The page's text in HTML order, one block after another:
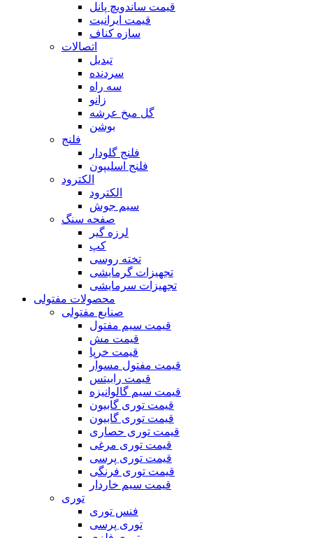
قیمت ساندویچ پانل
قیمت ایرانیت
سازه کناف
اتصالات
تبدیل
سردنده
سه راه
زانو
گل میخ عرشه
بوشن
فلنج
فلنج گلودار
فلنج اسلیپون
الکترود
الکترود
سیم جوش
صفحه سنگ
لرزه گیر
کپ
تخته روسی
تجهیزات گرمایشی
تجهیزات سرمایشی
محصولات مفتولی
صنایع مفتولی
قیمت سیم مفتول
قیمت مش
قیمت خرپا
قیمت مفتول مسوار
قیمت رابیتس
قیمت سیم گالوانیزه
قیمت توری گابیون
قیمت توری گابیون
قیمت توری حصاری
قیمت توری مرغی
قیمت توری پرسی
قیمت توری فرنگی
قیمت سیم خاردار
توری
فنس توری
توری پرسی